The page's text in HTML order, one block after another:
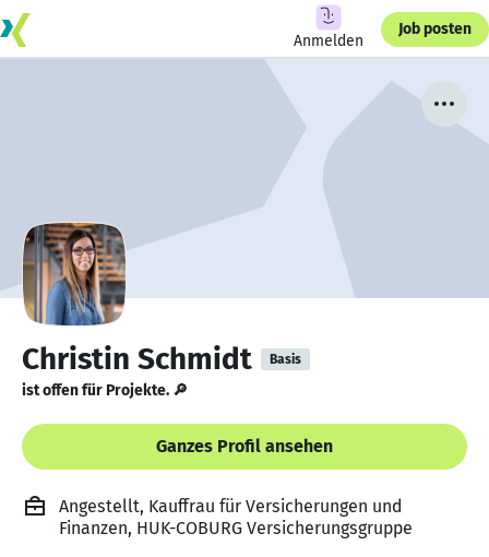
Anmelden
Job posten
Christin Schmidt Basis
ist offen für Projekte. 🔎
Ganzes Profil ansehen
Angestellt, Kauffrau für Versicherungen und
Finanzen, HUK-COBURG Versicherungsgruppe